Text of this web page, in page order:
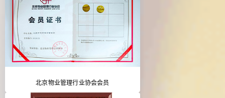
北京物业管理行业协会会员